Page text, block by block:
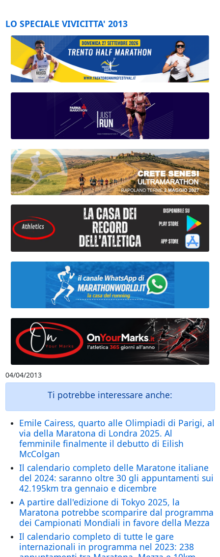
LO SPECIALE VIVICITTA' 2013
04/04/2013
Ti potrebbe interessare anche:
Emile Cairess, quarto alle Olimpiadi di Parigi, al
via della Maratona di Londra 2025. Al
femminile finalmente il debutto di Eilish
McColgan
Il calendario completo delle Maratone italiane
del 2024: saranno oltre 30 gli appuntamenti sui
42.195km tra gennaio e dicembre
A partire dall'edizione di Tokyo 2025, la
Maratona potrebbe scomparire dal programma
dei Campionati Mondiali in favore della Mezza
Il calendario completo di tutte le gare
internazionali in programma nel 2023: 238